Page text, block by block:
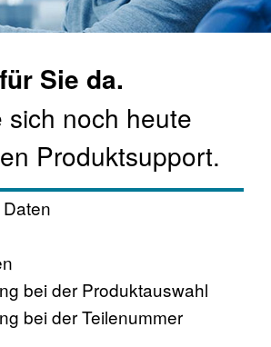
Sie da.
sich noch heute
Produktsupport.
bei der Produktauswahl
bei der Teilenummer